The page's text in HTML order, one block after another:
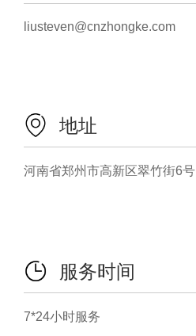
liusteven@cnzhongke.com
地址
河南省郑州市高新区翠竹街6号
服务时间
7*24小时服务